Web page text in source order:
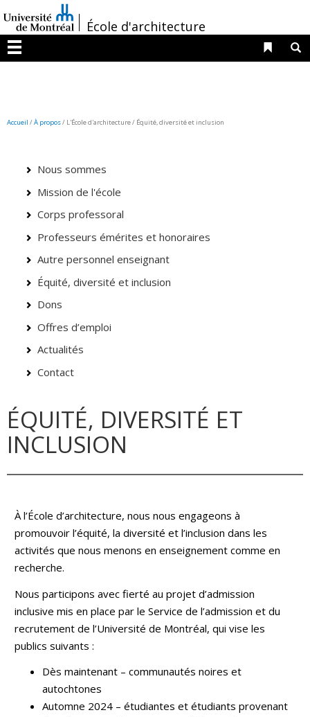
au
contenu
/École d'architecture
Menu
Liens
Accueil /À propos/ L'École d'architecture / Équité, diversité et inclusion
Nous sommes
Mission de l'école
Corps professoral
Professeurs émérites et honoraires
Autre personnel enseignant
Équité, diversité et inclusion
Dons
Offres d’emploi
Actualités
Contact
ÉQUITÉ, DIVERSITÉ ET
INCLUSION
À l’École d’architecture, nous nous engageons à
promouvoir l’équité, la diversité et l’inclusion dans les
activités que nous menons en enseignement comme en
recherche.
Nous participons avec fierté au projet d’admission
inclusive mis en place par le Service de l’admission et du
recrutement de l’Université de Montréal, qui vise les
publics suivants :
Dès maintenant – communautés noires et
autochtones
Automne 2024 – étudiantes et étudiants provenant